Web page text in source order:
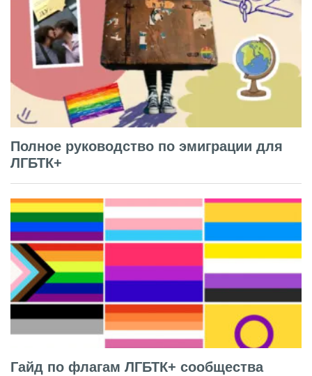
Полное руководство по эмиграции для
ЛГБТК+
Гайд по флагам ЛГБТК+ сообщества